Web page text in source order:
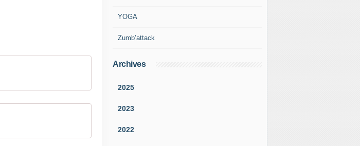
YOGA
Zumb’attack
Archives
2025
2023
2022